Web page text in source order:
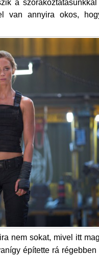
a
van annyira okos,
nem sokat, mivel itt
építette rá